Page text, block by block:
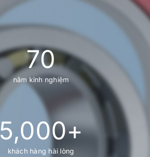
70
năm kinh nghiệm
5,000+
khách hàng hài lòng